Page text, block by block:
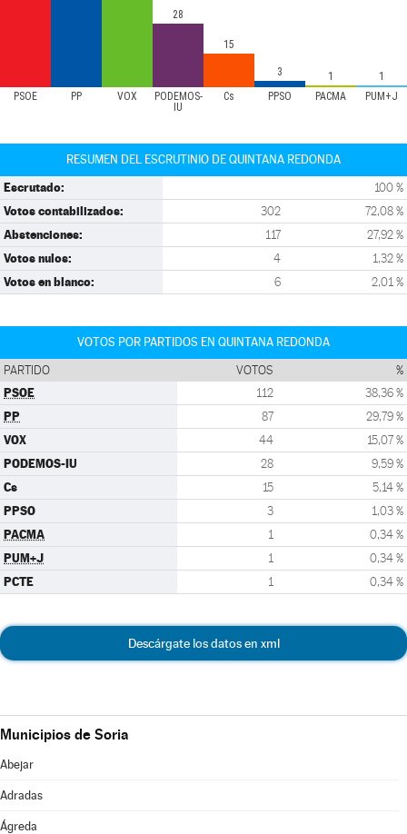
PSOE PP VOX
PODEMOS-
IU
Cs PPSO PACMA PUM+J
28
15
3 1 1
RESUMEN DEL ESCRUTINIO DE QUINTANA REDONDA
Escrutado: 100 %
Votos contabilizados: 302 72,08 %
Abstenciones: 117 27,92 %
Votos nulos: 4 1,32 %
Votos en blanco: 6 2,01 %
VOTOS POR PARTIDOS EN QUINTANA REDONDA
PARTIDO VOTOS %
PSOE 112 38,36 %
PP 87 29,79 %
VOX 44 15,07 %
PODEMOS-IU 28 9,59 %
Cs 15 5,14 %
PPSO 3 1,03 %
PACMA 1 0,34 %
PUM+J 1 0,34 %
PCTE 1 0,34 %
Descárgate los datos en xml
Municipios de Soria
Abejar
Adradas
Ágreda